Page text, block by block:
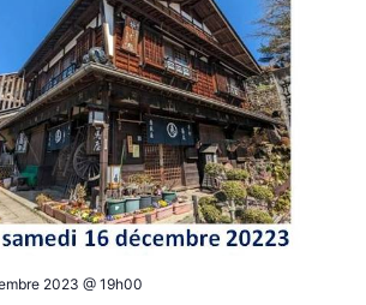
2023 @ 19h00